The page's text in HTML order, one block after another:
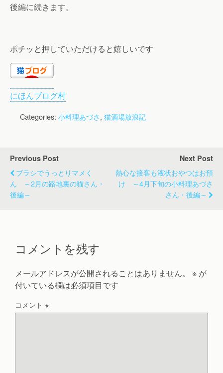
後編に続きます。
ポチッと押していただけると嬉しいです
にほんブログ村
Categories: 小料理あづさ, 猫酒場放浪記
Previous Post
ブラシでうっとりマメく
ん ～2月の路地裏の猫さん・
後編～
Next Post
熱心な接客も液状おやつはお預
け ～4月下旬の小料理あづさ
さん・後編～
コメントを残す
メールアドレスが公開されることはありません。 ※ が
付いている欄は必須項目です
コメント ※